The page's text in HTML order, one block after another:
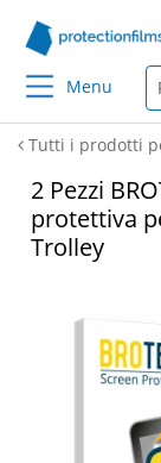
Menu
Tutti i prodotti
2 Pezzi
protettiva
Trolley